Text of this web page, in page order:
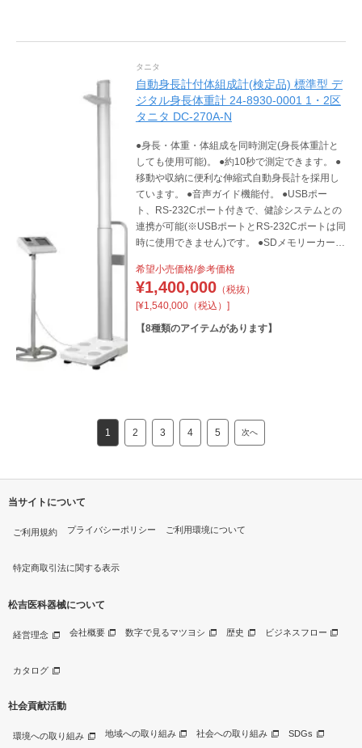
タニタ
自動身長計付体組成計(検定品) 標準型 デ
ジタル身長体重計 24-8930-0001 1・2区
タニタ DC-270A-N
●身長・体重・体組成を同時測定(身長体重計と
しても使用可能)。 ●約10秒で測定できます。 ●
移動や収納に便利な伸縮式自動身長計を採用し
ています。 ●音声ガイド機能付。 ●USBポー
ト、RS-232Cポート付きで、健診システムとの
連携が可能(※USBポートとRS-232Cポートは同
時に使用できません)です。 ●SDメモリーカード
希望小売価格/参考価格
¥1,400,000（税抜）
[¥1,540,000（税込）]
【8種類のアイテムがあります】
1 2 3 4 5 次へ
当サイトについて
ご利用規約 プライバシーポリシー ご利用環境について
特定商取引法に関する表示
松吉医科器械について
経営理念 会社概要 数字で見るマツヨシ 歴史 ビジネスフロー
カタログ
社会貢献活動
環境への取り組み 地域への取り組み 社会への取り組み SDGs